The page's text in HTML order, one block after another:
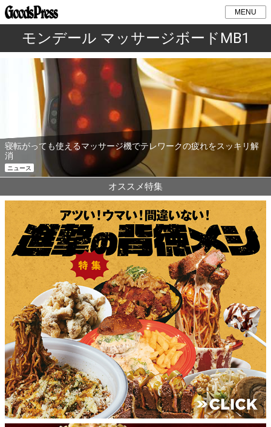
MENU
モンデール マッサージボードMB1
寝転がっても使えるマッサージ機でテレワークの疲れをスッキリ解
消
ニュース
オススメ特集